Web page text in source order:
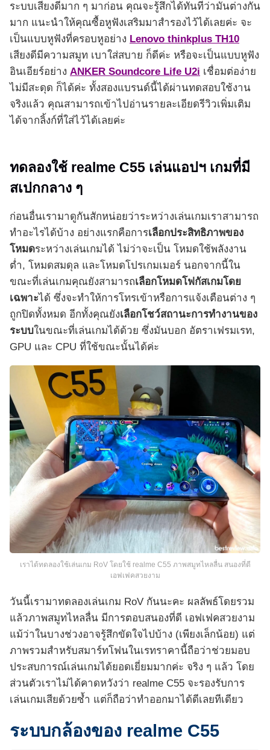
ระบบเสียงดีมาก ๆ มาก่อน คุณจะรู้สึกได้ทันทีว่ามันต่างกัน
มาก แนะนำให้คุณซื้อหูฟังเสริมมาสำรองไว้ได้เลยค่ะ จะ
เป็นแบบหูฟังที่ครอบหูอย่าง Lenovo thinkplus TH10
เสียงดีมีความสมูท เบาใส่สบาย ก็ดีค่ะ หรือจะเป็นแบบหูฟัง
อินเอียร์อย่าง ANKER Soundcore Life U2i เชื่อมต่อง่าย
ไม่มีสะดุด ก็ได้ค่ะ ทั้งสองแบรนด์นี้ได้ผ่านทดสอบใช้งาน
จริงแล้ว คุณสามารถเข้าไปอ่านรายละเอียดรีวิวเพิ่มเติม
ได้จากลิ้งก์ที่ใส่ไว้ได้เลยค่ะ
ทดลองใช้ realme C55 เล่นแอปฯ เกมที่มี
สเปกกลาง ๆ
ก่อนอื่นเรามาดูกันสักหน่อยว่าระหว่างเล่นเกมเราสามารถ
ทำอะไรได้บ้าง อย่างแรกคือการเลือกประสิทธิภาพของ
โหมดระหว่างเล่นเกมได้ ไม่ว่าจะเป็น โหมดใช้พลังงาน
ต่ำ, โหมดสมดุล และโหมดโปรเกมเมอร์ นอกจากนี้ใน
ขณะที่เล่นเกมคุณยังสามารถเลือกโหมดโฟกัสเกมโดย
เฉพาะได้ ซึ่งจะทำให้การโทรเข้าหรือการแจ้งเตือนต่าง ๆ
ถูกปิดทั้งหมด อีกทั้งคุณยังเลือกโชว์สถานะการทำงานของ
ระบบในขณะที่เล่นเกมได้ด้วย ซึ่งมันบอก อัตราเฟรมเรท,
GPU และ CPU ที่ใช้ขณะนั้นได้ค่ะ
เราได้ทดลองใช้เล่นเกม RoV โดยใช้ realme C55 ภาพสมูทไหลลื่น สนองที่ดี
เอฟเฟคสวยงาม
วันนี้เรามาทดลองเล่นเกม RoV กันนะคะ ผลลัพธ์โดยรวม
แล้วภาพสมูทไหลลื่น มีการตอบสนองที่ดี เอฟเฟคสวยงาม
แม้ว่าในบางช่วงอาจรู้สึกขัดใจไปบ้าง (เพียงเล็กน้อย) แต่
ภาพรวมสำหรับสมาร์ทโฟนในเรทราคานี้ถือว่าช่วยมอบ
ประสบการณ์เล่นเกมได้ยอดเยี่ยมมากค่ะ จริง ๆ แล้ว โดย
ส่วนตัวเราไม่ได้คาดหวังว่า realme C55 จะรองรับการ
เล่นเกมเสียด้วยซ้ำ แต่ก็ถือว่าทำออกมาได้ดีเลยทีเดียว
ระบบกล้องของ realme C55